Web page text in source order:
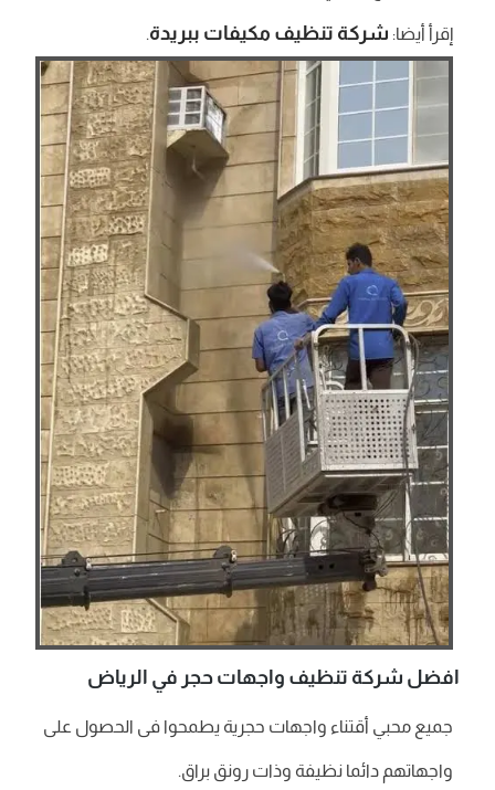
إقرأ أيضا: شركة تنظيف مكيفات ببريدة.
افضل شركة تنظيف واجهات حجر في الرياض
جميع محبي أقتناء واجهات حجرية يطمحوا فى الحصول على
واجهاتهم دائما نظيفة وذات رونق براق.